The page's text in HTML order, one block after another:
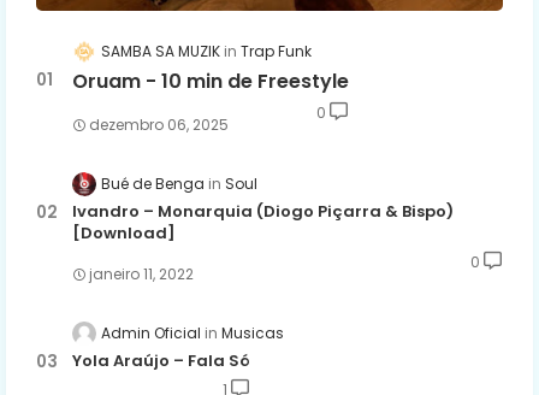
SAMBA SA MUZIK Trap Funk
Oruam - 10 min de Freestyle
dezembro 06, 2025
0
Bué de Benga Soul
Ivandro – Monarquia (Diogo Piçarra & Bispo)
[Download]
janeiro 11, 2022
0
Admin Oficial Musicas
Yola Araújo – Fala Só
1